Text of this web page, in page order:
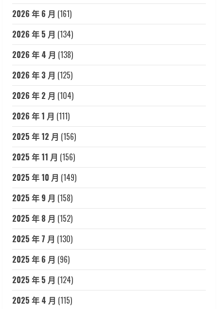
2026 年 6 月 (161)
2026 年 5 月 (134)
2026 年 4 月 (138)
2026 年 3 月 (125)
2026 年 2 月 (104)
2026 年 1 月 (111)
2025 年 12 月 (156)
2025 年 11 月 (156)
2025 年 10 月 (149)
2025 年 9 月 (158)
2025 年 8 月 (152)
2025 年 7 月 (130)
2025 年 6 月 (96)
2025 年 5 月 (124)
2025 年 4 月 (115)